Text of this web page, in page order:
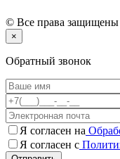
© Все права
×
Обратный звонок
Я согласен на
Я согласен с